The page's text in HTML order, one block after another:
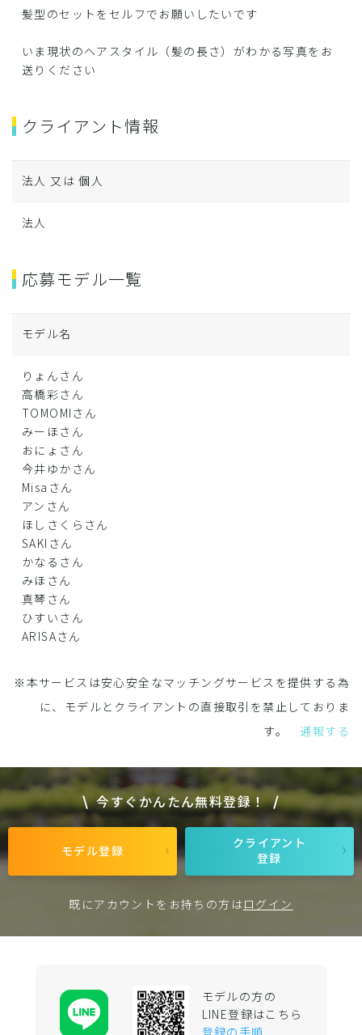
髪型のセットをセルフでお願いしたいです
いま現状のヘアスタイル（髪の長さ）がわかる写真をお
送りください
クライアント情報
法人 又は 個人
法人
応募モデル一覧
モデル名
りょんさん
高橋彩さん
TOMOMIさん
みーほさん
おにょさん
今井ゆかさん
Misaさん
アンさん
ほしさくらさん
SAKIさん
かなるさん
みほさん
真琴さん
ひすいさん
ARISAさん
※本サービスは安心安全なマッチングサービスを提供する為
に、モデルとクライアントの直接取引を禁止しておりま
す。通報する
今すぐかんたん無料登録！
モデル登録
クライアント
登録
既にアカウントをお持ちの方はログイン
モデルの方の
LINE登録はこちら
登録の手順